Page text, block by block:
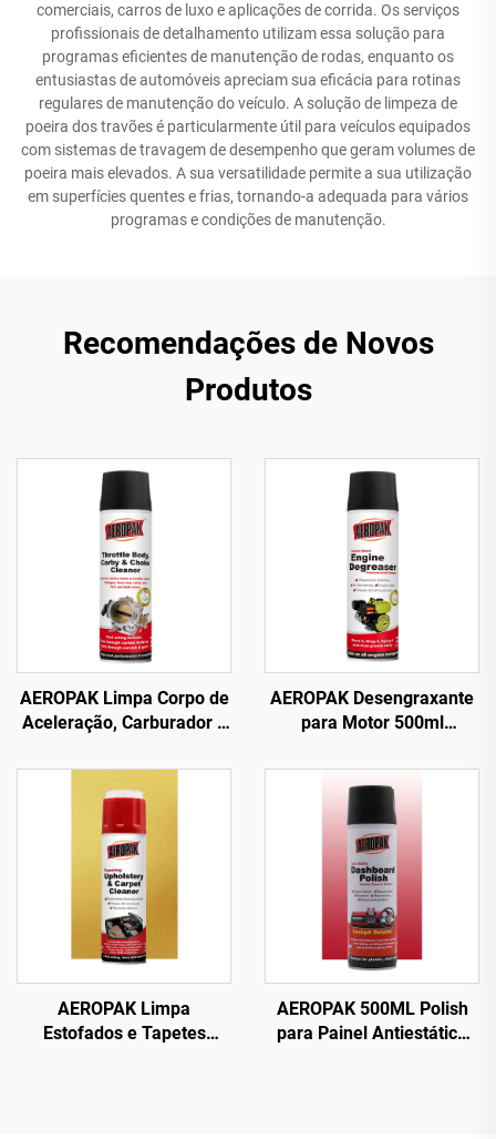
comerciais, carros de luxo e aplicações de corrida. Os serviços
profissionais de detalhamento utilizam essa solução para
programas eficientes de manutenção de rodas, enquanto os
entusiastas de automóveis apreciam sua eficácia para rotinas
regulares de manutenção do veículo. A solução de limpeza de
poeira dos travões é particularmente útil para veículos equipados
com sistemas de travagem de desempenho que geram volumes de
poeira mais elevados. A sua versatilidade permite a sua utilização
em superfícies quentes e frias, tornando-a adequada para vários
programas e condições de manutenção.
Recomendações de Novos
Produtos
AEROPAK Limpa Corpo de
Aceleração, Carburador e
Carburação para Carro
AEROPAK Desengraxante
para Motor 500ml
Automotivo à Base de
Solvente para Limpeza de
Carros
AEROPAK Limpa
Estofados e Tapetes
AEROPAK 500ML Polish
para Painel Antiestático